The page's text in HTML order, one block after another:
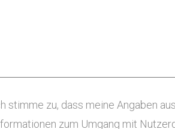
stimme zu, dass meine Angaben
zum Umgang mit